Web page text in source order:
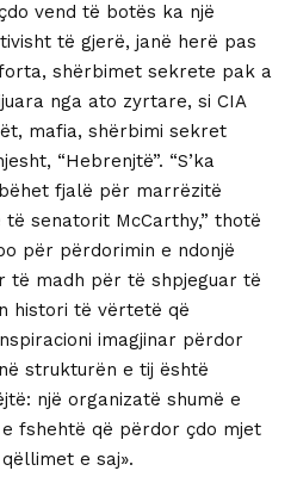
vend të botës ka një
të gjerë, janë herë pas
shërbimet sekrete pak a
nga ato zyrtare, si CIA
mafia, shërbimi sekret
“Hebrenjtë”. “S’ka
fjalë për marrëzitë
të senatorit McCarthy,” thotë
për përdorimin e ndonjë
të madh për të shpjeguar të
histori të vërtetë që
imagjinar përdor
strukturën e tij është
një organizatë shumë e
fshehtë që përdor çdo mjet
e saj».